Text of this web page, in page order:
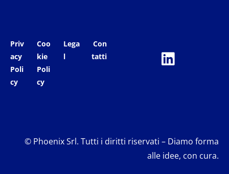
Priv
acy
Poli
cy
Coo
kie
Poli
cy
Lega
l
Con
tatti
© Phoenix Srl. Tutti i diritti riservati – Diamo forma
alle idee, con cura.